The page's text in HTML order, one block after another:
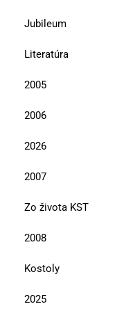
Jubileum
Literatúra
2005
2006
2026
2007
Zo života KST
2008
Kostoly
2025